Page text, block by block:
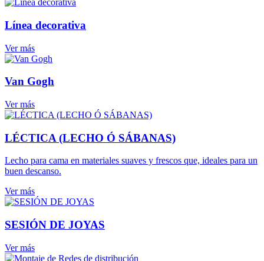
Línea decorativa
Ver más
Van Gogh
Ver más
LÉCTICA (LECHO Ó SÁBANAS)
Lecho para cama en materiales suaves y frescos que, ideales para un
buen descanso.
Ver más
SESIÓN DE JOYAS
Ver más